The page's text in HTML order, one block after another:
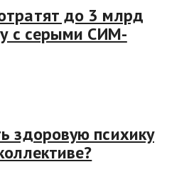
до 3 млрд
с серыми СИМ-
здоровую психику